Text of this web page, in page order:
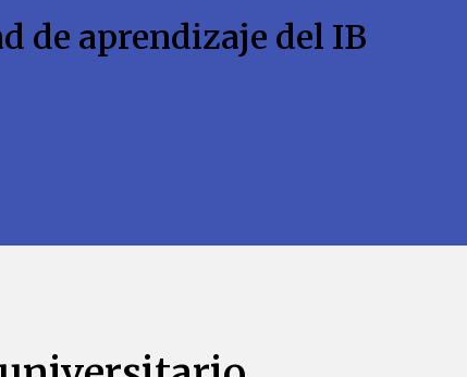
de aprendizaje del IB